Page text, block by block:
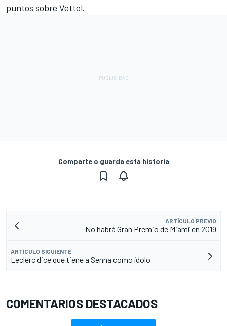
puntos sobre Vettel.
Comparte o guarda esta historia
ARTÍCULO PREVIO
No habrá Gran Premio de Miami en 2019
ARTÍCULO SIGUIENTE
Leclerc dice que tiene a Senna como ídolo
COMENTARIOS DESTACADOS